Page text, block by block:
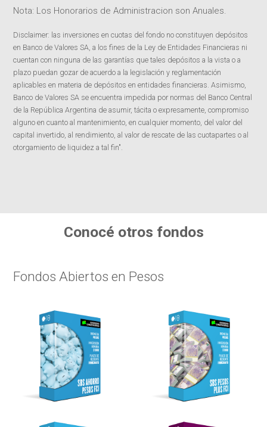
Nota: Los Honorarios de Administracion son Anuales.
Disclaimer: las inversiones en cuotas del fondo no constituyen depósitos
en Banco de Valores SA, a los fines de la Ley de Entidades Financieras ni
cuentan con ninguna de las garantías que tales depósitos a la vista o a
plazo puedan gozar de acuerdo a la legislación y reglamentación
aplicables en materia de depósitos en entidades financieras. Asimismo,
Banco de Valores SA se encuentra impedida por normas del Banco Central
de la República Argentina de asumir, tácita o expresamente, compromiso
alguno en cuanto al mantenimiento, en cualquier momento, del valor del
capital invertido, al rendimiento, al valor de rescate de las cuotapartes o al
otorgamiento de liquidez a tal fin".
Conocé otros fondos
Fondos Abiertos en Pesos